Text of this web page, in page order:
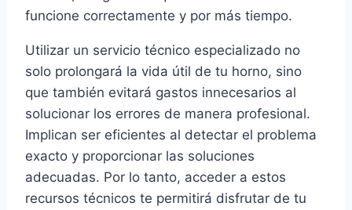
funcione correctamente y por más tiempo.
Utilizar un servicio técnico especializado no
solo prolongará la vida útil de tu horno, sino
que también evitará gastos innecesarios al
solucionar los errores de manera profesional.
Implican ser eficientes al detectar el problema
exacto y proporcionar las soluciones
adecuadas. Por lo tanto, acceder a estos
recursos técnicos te permitirá disfrutar de tu